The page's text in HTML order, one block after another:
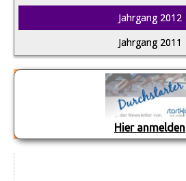
Jahrgang 2012
Jahrgang 2011
Hier anmelden